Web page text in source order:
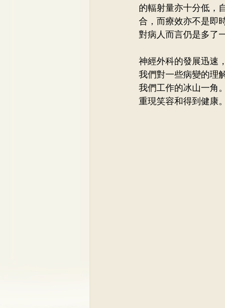
的輻射量亦十分低，
合，而療效亦不是即
對病人而言仍是多了
神經外科的發展迅速
我們對一些病變的理
我們工作的冰山一角
重現笑容和得到健康。